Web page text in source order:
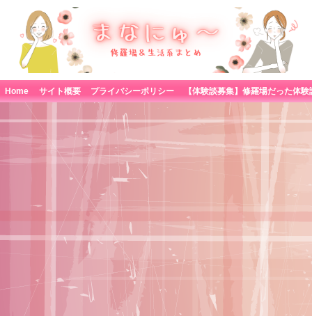
Home サイト概要 プライバシーポリシー